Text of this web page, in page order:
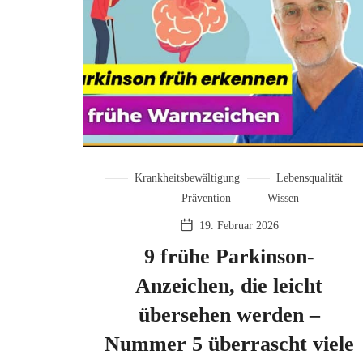
Krankheitsbewältigung
Lebensqualität
Prävention
Wissen
19. Februar 2026
9 frühe Parkinson-
Anzeichen, die leicht
übersehen werden –
Nummer 5 überrascht viele